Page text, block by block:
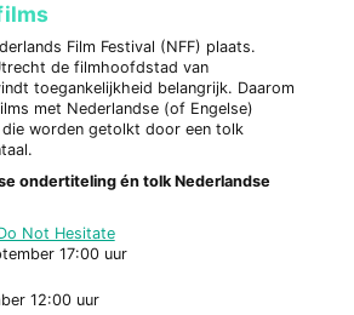
Film Festival (NFF) plaats.
de filmhoofdstad van
toegankelijkheid belangrijk. Daarom
met Nederlandse (of Engelse)
worden getolkt door een tolk
ondertiteling én tolk Nederlandse
Not Hesitate
17:00 uur
12:00 uur